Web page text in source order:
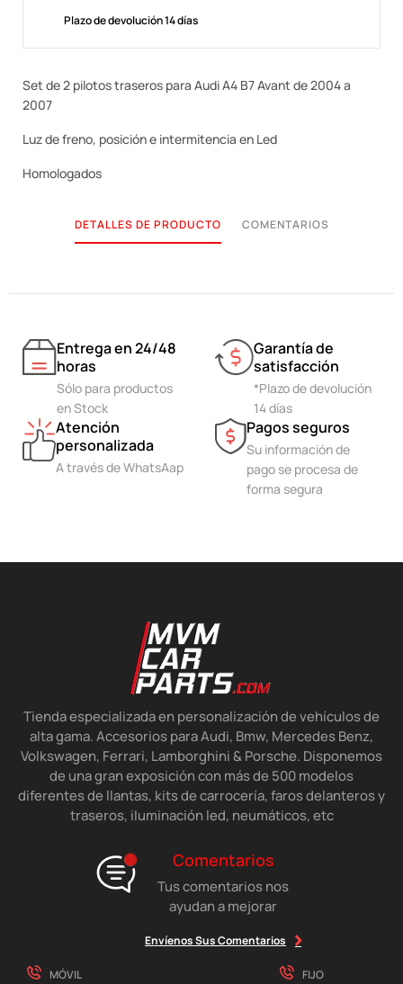
Plazo de devolución 14 días
Set de 2 pilotos traseros para Audi A4 B7 Avant de 2004 a
2007
Luz de freno, posición e intermitencia en Led
Homologados
DETALLES DE PRODUCTO COMENTARIOS
Entrega en 24/48
horas
Sólo para productos
en Stock
Garantía de
satisfacción
*Plazo de devolución
14 días
Atención
personalizada
A través de WhatsAap
Pagos seguros
Su información de
pago se procesa de
forma segura
Tienda especializada en personalización de vehículos de
alta gama. Accesorios para Audi, Bmw, Mercedes Benz,
Volkswagen, Ferrari, Lamborghini & Porsche. Disponemos
de una gran exposición con más de 500 modelos
diferentes de llantas, kits de carrocería, faros delanteros y
traseros, iluminación led, neumáticos, etc
Comentarios
Tus comentarios nos
ayudan a mejorar
Envíenos Sus Comentarios
MÓVIL FIJO